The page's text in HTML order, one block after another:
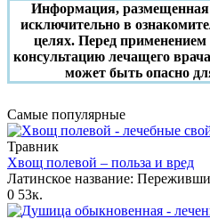
Информация, размещенная
исключительно в
целях. Перед
консультацию лечащего
может быть опасно
Самые популярные
Травник
Хвощ полевой – польза и вред
Латинское название:
0 53к.